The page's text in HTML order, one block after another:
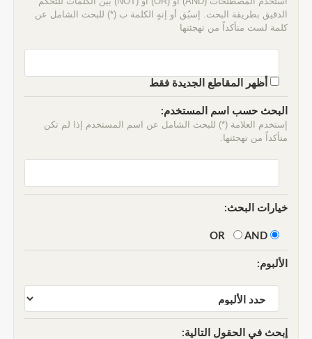
الدقيق بطريقة البحث. إسبُق أو إنهٍ الكلمة ب (*) للبحث الشامل عن
كلمة لست متأكداً من تهجئتها
أظهر المقاطع الجديدة فقط
البحث حسب اسم المستخدم:
إستخدم العلامة (*) للبحث الشامل عن اسم المستخدم إذا لم تكن
متأكداً من تهجئتها.
خيارات البحث:
AND
الألبوم:
إبحث في الحقول التالية: